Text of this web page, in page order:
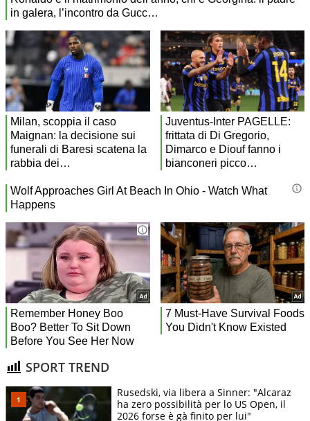
SPORT TREND
Rusedski, via libera a Sinner: "Alcaraz
ha zero possibilità per lo US Open, il
2026 forse è gà finito per lui"